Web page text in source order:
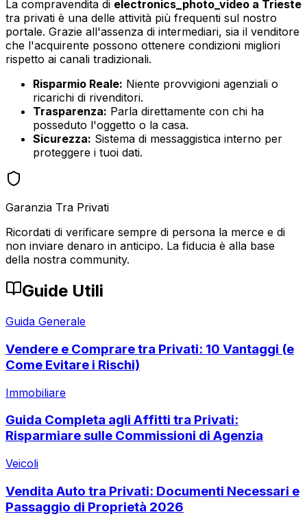
La compravendita di electronics_photo_video a Trieste
tra privati è una delle attività più frequenti sul nostro
portale. Grazie all'assenza di intermediari, sia il venditore
che l'acquirente possono ottenere condizioni migliori
rispetto ai canali tradizionali.
Risparmio Reale: Niente provvigioni agenziali o
ricarichi di rivenditori.
Trasparenza: Parla direttamente con chi ha
posseduto l'oggetto o la casa.
Sicurezza: Sistema di messaggistica interno per
proteggere i tuoi dati.
Garanzia Tra Privati
Ricordati di verificare sempre di persona la merce e di
non inviare denaro in anticipo. La fiducia è alla base
della nostra community.
Guide Utili
Guida Generale
Vendere e Comprare tra Privati: 10 Vantaggi (e
Come Evitare i Rischi)
Immobiliare
Guida Completa agli Affitti tra Privati:
Risparmiare sulle Commissioni di Agenzia
Veicoli
Vendita Auto tra Privati: Documenti Necessari e
Passaggio di Proprietà 2026